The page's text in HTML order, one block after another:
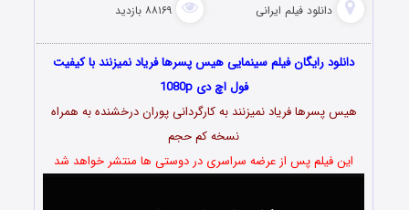
دانلود فیلم‌ ایرانی ۸۸۱۶۹ بازدید
دانلود رایگان فیلم سینمایی هیس پسرها فریاد نمیزنند با کیفیت
فول اچ دی 1080p
هیس پسرها فریاد نمیزنند به کارگردانی پوران درخشنده به همراه
نسخه کم حجم
این فیلم پس از عرضه سراسری در دوستی ها منتشر خواهد شد